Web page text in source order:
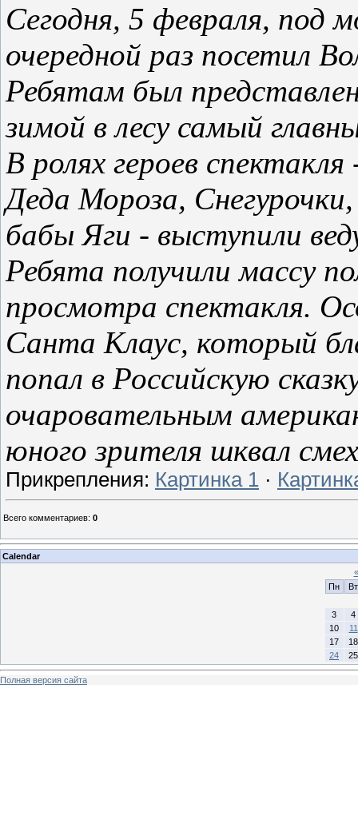
Сегодня, 5 февраля, под
очередной раз посетил
Ребятам был
зимой в лесу самый
В ролях героев
Деда Мороза,
бабы Яги - выступили
Ребята получили массу
просмотра спектакля.
Санта Клаус, который
попал в Российскую
очаровательным
юного зрителя шквал
Прикрепления: Картинка 1 ·
Всего комментариев: 0
Calendar
«
Пн
Вт
3
4
10
11
17
18
24
25
Полная версия сайта